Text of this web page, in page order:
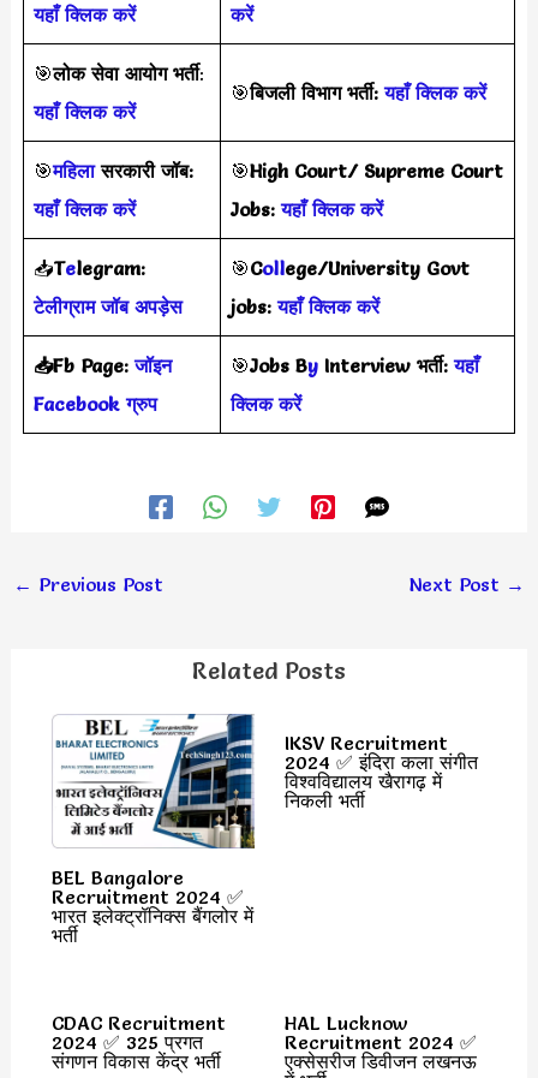
यहाँ क्लिक करें
करें
🎯लोक सेवा आयोग भर्ती:
यहाँ क्लिक करें
🎯बिजली विभाग भर्ती:यहाँ क्लिक करें
🎯महिलासरकारी जॉब:
यहाँ क्लिक करें
🎯High Court/ Supreme Court
Jobs:यहाँ क्लिक करें
📥Telegram:
टेलीग्राम जॉब अपड़ेस
🎯College/University Govt
jobs:यहाँ क्लिक करें
📥Fb Page:जॉइन
Facebook ग्रुप
🎯Jobs ByInterview भर्ती:यहाँ
क्लिक करें
← Previous Post Next Post →
Related Posts
BEL Bangalore
Recruitment 2024 ✅
भारत इलेक्ट्रॉनिक्स बैंगलोर में
भर्ती
IKSV Recruitment
2024 ✅ इंदिरा कला संगीत
विश्वविद्यालय खैरागढ़ में
निकली भर्ती
CDAC Recruitment
2024 ✅ 325 प्रगत
संगणन विकास केंद्र भर्ती
HAL Lucknow
Recruitment 2024 ✅
एक्सेसरीज डिवीजन लखनऊ